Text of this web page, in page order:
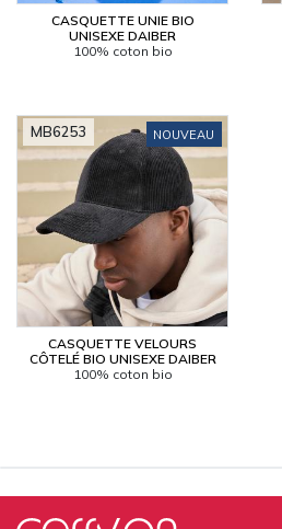
CASQUETTE UNIE BIO
UNISEXE DAIBER
100% coton bio
NOUVEAU
CASQUETTE VELOURS
CÔTELÉ BIO UNISEXE DAIBER
100% coton bio
MB6253